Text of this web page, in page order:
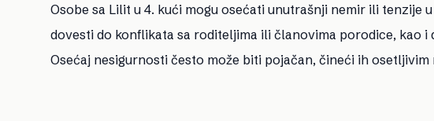
Osobe sa Lilit u 4. kući mogu osećati unutrašnji nemir ili tenzije
dovesti do konflikata sa roditeljima ili članovima porodice, kao i
Osećaj nesigurnosti često može biti pojačan, čineći ih